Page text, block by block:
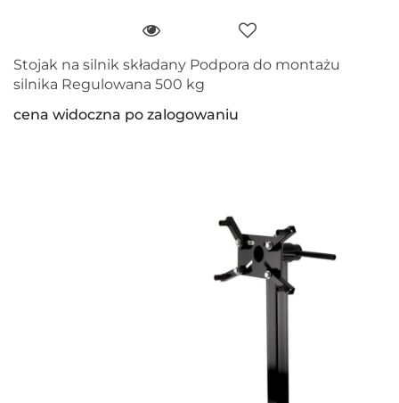
Stojak na silnik składany Podpora do montażu
silnika Regulowana 500 kg
cena widoczna po zalogowaniu